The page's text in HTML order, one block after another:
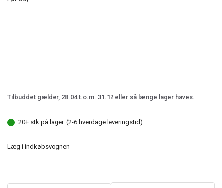
Tilbuddet gælder, 28.04 t.o.m. 31.12 eller så længe lager haves.
20+ stk på lager. (2-6 hverdage leveringstid)
Læg i indkøbsvognen